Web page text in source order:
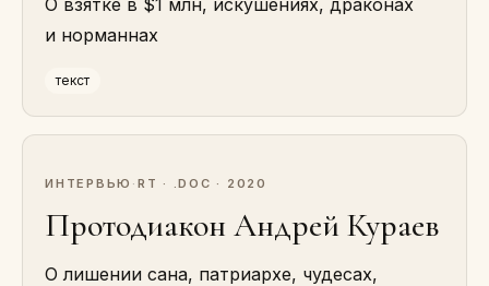
О взятке в $1 млн, искушениях, драконах
и норманнах
текст
ИНТЕРВЬЮ · RT · .DOC · 2020
Протодиакон Андрей Кураев
О лишении сана, патриархе, чудесах,